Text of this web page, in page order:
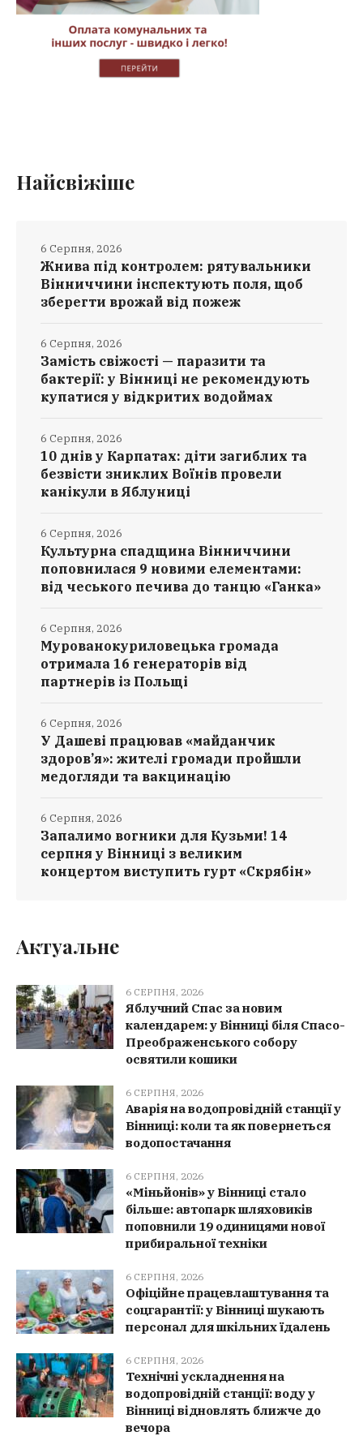
Найсвіжіше
Жнива під контролем: рятувальники
Вінниччини інспектують поля, щоб
зберегти врожай від пожеж
6 Серпня, 2026
Замість свіжості — паразити та
бактерії: у Вінниці не рекомендують
купатися у відкритих водоймах
6 Серпня, 2026
10 днів у Карпатах: діти загиблих та
безвісти зниклих Воїнів провели
канікули в Яблуниці
6 Серпня, 2026
Культурна спадщина Вінниччини
поповнилася 9 новими елементами:
від чеського печива до танцю «Ганка»
6 Серпня, 2026
Мурованокуриловецька громада
отримала 16 генераторів від
партнерів із Польщі
6 Серпня, 2026
У Дашеві працював «майданчик
здоров’я»: жителі громади пройшли
медогляди та вакцинацію
6 Серпня, 2026
Запалимо вогники для Кузьми! 14
серпня у Вінниці з великим
концертом виступить гурт «Скрябін»
6 Серпня, 2026
Актуальне
6 СЕРПНЯ, 2026
Яблучний Спас за новим
календарем: у Вінниці біля Спасо-
Преображенського собору
освятили кошики
6 СЕРПНЯ, 2026
Аварія на водопровідній станції у
Вінниці: коли та як повернеться
водопостачання
6 СЕРПНЯ, 2026
«Міньйонів» у Вінниці стало
більше: автопарк шляховиків
поповнили 19 одиницями нової
прибиральної техніки
6 СЕРПНЯ, 2026
Офіційне працевлаштування та
соцгарантії: у Вінниці шукають
персонал для шкільних їдалень
6 СЕРПНЯ, 2026
Технічні ускладнення на
водопровідній станції: воду у
Вінниці відновлять ближче до
вечора